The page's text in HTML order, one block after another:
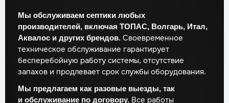
Мы обслуживаем септики любых
производителей, включая ТОПАС, Волгарь, Итал,
Аквалос и других брендов. Своевременное
техническое обслуживание гарантирует
бесперебойную работу системы, отсутствие
запахов и продлевает срок службы оборудования.
Мы предлагаем как разовые выезды, так
и обслуживание по договору. Все работы